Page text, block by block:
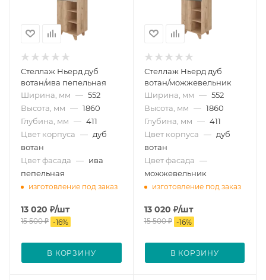
Стеллаж Ньерд дуб
вотан/ива пепельная
Ширина, мм — 552
Высота, мм — 1860
Глубина, мм — 411
Цвет корпуса — дуб
вотан
Цвет фасада — ива
пепельная
изготовление под заказ
13 020 ₽/шт
15 500₽ -16%
В КОРЗИНУ
Стеллаж Ньерд дуб
вотан/можжевельник
Ширина, мм — 552
Высота, мм — 1860
Глубина, мм — 411
Цвет корпуса — дуб
вотан
Цвет фасада —
можжевельник
изготовление под заказ
13 020 ₽/шт
15 500₽ -16%
В КОРЗИНУ